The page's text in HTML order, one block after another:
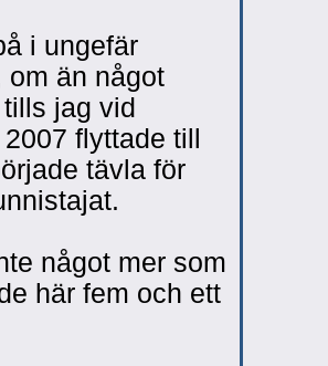
i ungefär
om än något
jag vid
flyttade till
tävla för
något mer som
här fem och ett